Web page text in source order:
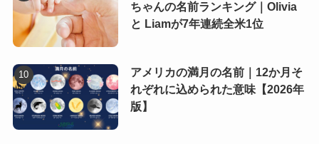
ちゃんの名前ランキング｜Olivia
と Liamが7年連続全米1位
アメリカの満月の名前｜12か月そ
れぞれに込められた意味【2026年
版】